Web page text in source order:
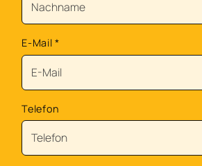
E-Mail *
Telefon